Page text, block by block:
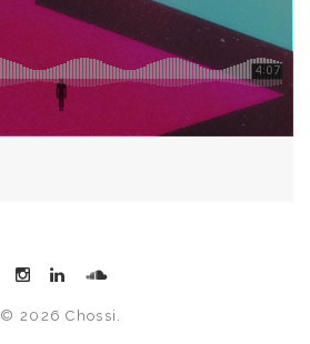
© 2026 Chossi.